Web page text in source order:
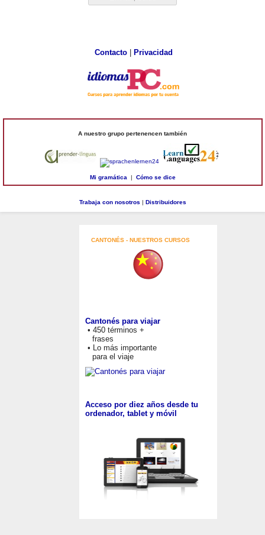
Contacto| Privacidad
A nuestro grupo pertenencen también
Mi gramática| Cómo se dice
Trabaja con nosotros Distribuidores
CANTONÉS - NUESTROS CURSOS
Cantonés para viajar
• 450 términos +
frases
• Lo más importante
para el viaje
Acceso por diez años desde tu
ordenador, tablet y móvil